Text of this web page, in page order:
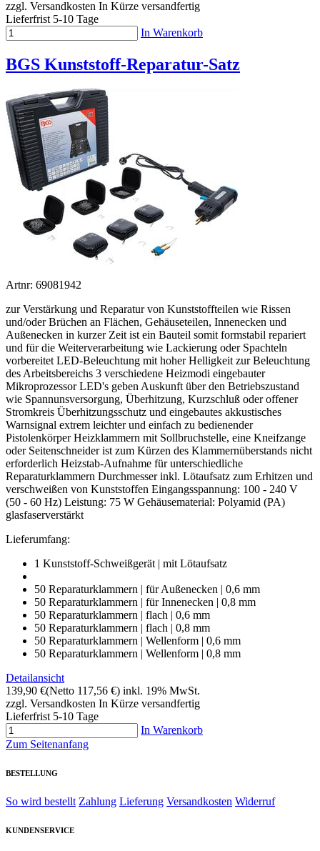
zzgl. Versandkosten In Kürze versandfertig
Lieferfrist 5-10 Tage
In Warenkorb
BGS Kunststoff-Reparatur-Satz
Artnr: 69081942
zur Verstärkung und Reparatur von Kunststoffteilen wie Rissen
und/oder Brüchen an Flächen, Gehäuseteilen, Innenecken und
Außenecken in kurzer Zeit ist ein Bauteil somit formstabil repariert
und für die Weiterverarbeitung wie Lackierung oder Spachteln
vorbereitet LED-Beleuchtung mit hoher Helligkeit zur Beleuchtung
des Arbeitsbereichs 3 verschiedene Heizmodi eingebauter
Mikroprozessor LED's geben Auskunft über den Betriebszustand
wie Spannunsversorgung, Überhitzung, Kurzschluß oder offener
Stromkreis Überhitzungsschutz und eingebautes akkustisches
Warnsignal extrem leichter und einfach zu bedienender
Pistolenkörper Heizklammern mit Sollbruchstelle, eine Kneifzange
oder Seitenschneider ist zum Kürzen des Klammernüberstands nicht
erforderlich Heizstab-Aufnahme für unterschiedliche
Reparaturklammern Durchmesser inkl. Lötaufsatz zum Erhitzen und
verschweißen von Kunststoffen Eingangsspannung: 100 - 240 V
(50 - 60 Hz) Leistung: 75 W Gehäusematerial: Polyamid (PA)
glasfaserverstärkt
Lieferumfang:
1 Kunststoff-Schweißgerät | mit Lötaufsatz
50 Reparaturklammern | für Außenecken | 0,6 mm
50 Reparaturklammern | für Innenecken | 0,8 mm
50 Reparaturklammern | flach | 0,6 mm
50 Reparaturklammern | flach | 0,8 mm
50 Reparaturklammern | Wellenform | 0,6 mm
50 Reparaturklammern | Wellenform | 0,8 mm
Detailansicht
139,90 €(Netto 117,56 €) inkl. 19% MwSt.
zzgl. Versandkosten In Kürze versandfertig
Lieferfrist 5-10 Tage
In Warenkorb
Zum Seitenanfang
BESTELLUNG
So wird bestellt Zahlung Lieferung Versandkosten Widerruf
KUNDENSERVICE